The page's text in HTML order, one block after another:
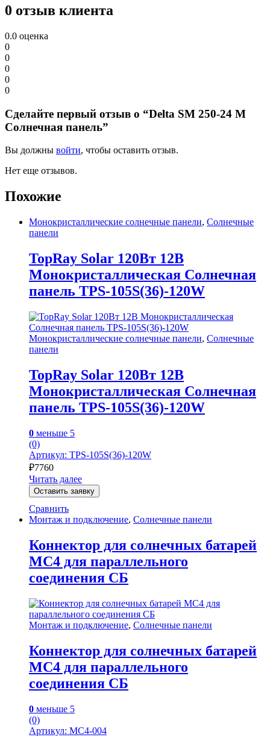
0 отзыв клиента
0.0 оценка
0
0
0
0
0
Сделайте первый отзыв о “Delta SM 250-24 M
Солнечная панель”
Вы должны войти, чтобы оставить отзыв.
Нет еще отзывов.
Похожие
Монокристаллические солнечные панели, Солнечные
панели
TopRay Solar 120Вт 12В
Монокристаллическая Солнечная
панель TPS-105S(36)-120W
Монокристаллические солнечные панели, Солнечные
панели
TopRay Solar 120Вт 12В
Монокристаллическая Солнечная
панель TPS-105S(36)-120W
0 меньше 5
(0)
Артикул: TPS-105S(36)-120W
₽7760
Читать далее
Оставить заявку
Сравнить
Монтаж и подключение, Солнечные панели
Коннектор для солнечных батарей
MC4 для параллельного
соединения СБ
Монтаж и подключение, Солнечные панели
Коннектор для солнечных батарей
MC4 для параллельного
соединения СБ
0 меньше 5
(0)
Артикул: MC4-004